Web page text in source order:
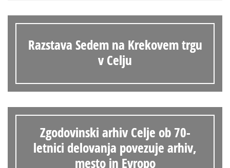
Razstava Sedem na Krekovem trgu
v Celju
Zgodovinski arhiv Celje ob 70-
letnici delovanja povezuje arhiv,
mesto in Evropo